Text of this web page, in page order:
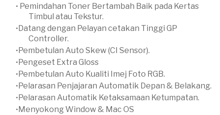
Pemindahan Toner Bertambah Baik pada Kertas
Timbul atau Tekstur.
Datang dengan Pelayan cetakan Tinggi GP
Controller.
Pembetulan Auto Skew (CI Sensor).
Pengeset Extra Gloss
Pembetulan Auto Kualiti Imej Foto RGB.
Pelarasan Penjajaran Automatik Depan & Belakang.
Pelarasan Automatik Ketaksamaan Ketumpatan.
Menyokong Window & Mac OS